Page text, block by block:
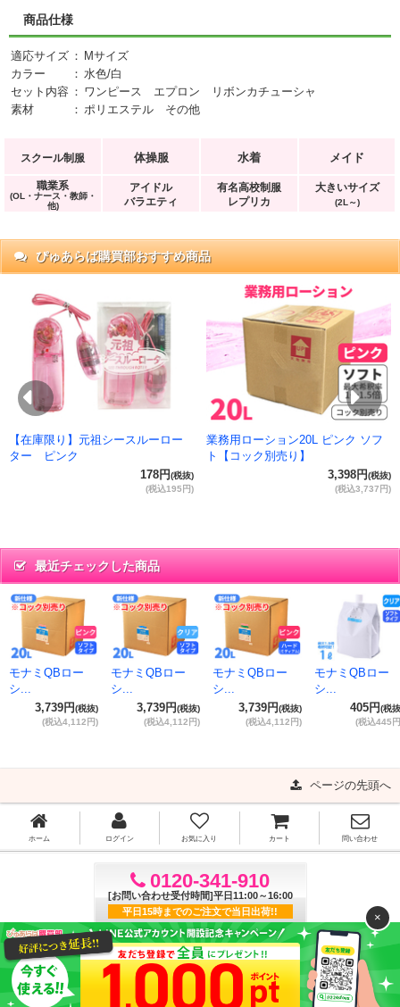
×
商品仕様
適応サイズ ： Mサイズ
カラー
： 水色/白
セット内容 ： ワンピース エプロン リボンカチューシャ
素材
： ポリエステル その他
スクール制服 体操服 水着 メイド
職業系
(OL・ナース・教師・
他)
アイドル
バラエティ
有名高校制服
レプリカ
大きいサイズ
(2L～)
ぴゅあらば購買部おすすめ商品
Previous
【在庫限り】元祖シースルーロー
ター ピンク
178円(税抜)
(税込195円)
業務用ローション20L ピンク ソフ
ト【コック別売り】
3,398円(税抜)
(税込3,737円)
最近チェックした商品
モナミQBロー
シ...
3,739円(税抜)
(税込4,112円)
モナミQBロー
シ...
3,739円(税抜)
(税込4,112円)
モナミQBロー
シ...
3,739円(税抜)
(税込4,112円)
モナミQBロー
シ...
405円(税
(税込445
ページの先頭へ
ホーム ログイン お気に入り カート 問い合わせ
0120-341-910
[お問い合わせ受付時間]平日11:00～16:00
平日15時までのご注文で当日出荷!!
ご利用ガイド
よくある質問
特定商取引法に基づく表記
プライバシーポリシー